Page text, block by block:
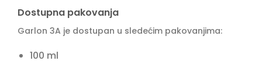
Dostupna pakovanja
Garlon 3A je dostupan u sledećim pakovanjima:
100 ml